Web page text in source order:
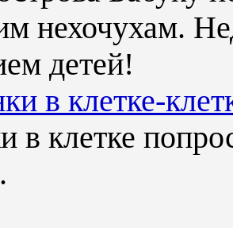
нехочухам.
детей!
в клетке-
в клетке